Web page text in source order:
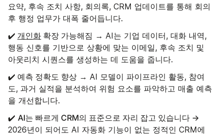
요약, 후속 조치 사항, 회의록, CRM 업데이트를 통해 회의
후 행정 업무가 대폭 줄어듭니다.
✔️ 개인화 확장 가능해짐 → AI는 기업 데이터, 대화 내역,
행동 신호를 기반으로 상황에 맞는 이메일, 후속 조치 및
아웃리치 시퀀스를 생성하는 데 도움을 줍니다.
✔️ 예측 정확도 향상 → AI 모델이 파이프라인 활동, 참여
도, 과거 실적을 분석하여 위험 요소를 파악하고 매출 예측
을 개선합니다.
✔️ AI는 빠르게 CRM의 표준으로 자리 잡고 있습니다 →
2026년이 되어도 AI 자동화 기능이 없는 정적인 CRM에